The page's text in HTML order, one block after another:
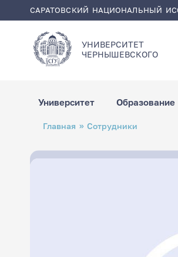
САРАТОВСКИЙ НАЦИОНАЛЬНЫЙ
УНИВЕРСИТЕТ
ЧЕРНЫШЕВСКОГO
Университет Образование
Строка
навигации
Главная Сотрудники